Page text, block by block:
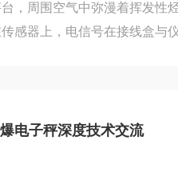
，周围空气中弥漫着挥发性
感器上，电信号在接线盒与
件同时成立——爆炸性物质（
的氧气）以及引爆源（电火花
电子秤深度技术交流